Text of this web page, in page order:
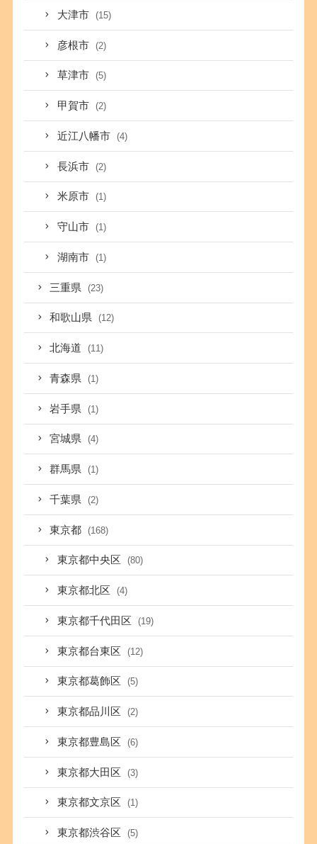
大津市 (15)
彦根市 (2)
草津市 (5)
甲賀市 (2)
近江八幡市 (4)
長浜市 (2)
米原市 (1)
守山市 (1)
湖南市 (1)
三重県 (23)
和歌山県 (12)
北海道 (11)
青森県 (1)
岩手県 (1)
宮城県 (4)
群馬県 (1)
千葉県 (2)
東京都 (168)
東京都中央区 (80)
東京都北区 (4)
東京都千代田区 (19)
東京都台東区 (12)
東京都葛飾区 (5)
東京都品川区 (2)
東京都豊島区 (6)
東京都大田区 (3)
東京都文京区 (1)
東京都渋谷区 (5)